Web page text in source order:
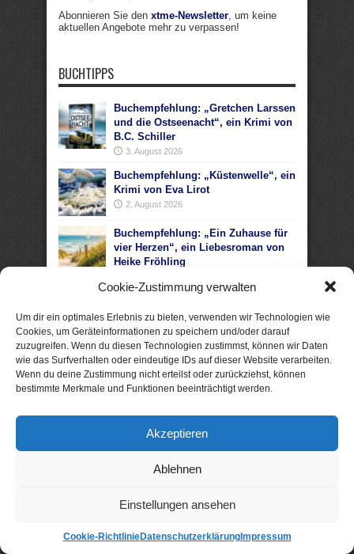
Cookie-Zustimmung verwalten
Um dir ein optimales Erlebnis zu bieten, verwenden wir Technologien wie
Cookies, um Geräteinformationen zu speichern und/oder darauf
zuzugreifen. Wenn du diesen Technologien zustimmst, können wir Daten
wie das Surfverhalten oder eindeutige IDs auf dieser Website verarbeiten.
Wenn du deine Zustimmung nicht erteilst oder zurückziehst, können
bestimmte Merkmale und Funktionen beeinträchtigt werden.
Akzeptieren
Ablehnen
Einstellungen ansehen
Cookie-RichtlinieDatenschutzerklärungImpressum
Abonnieren Sie den xtme-Newsletter , um keine
aktuellen Angebote mehr zu verpassen!
BUCHTIPPS
Buchempfehlung: „Gretchen Larssen
und die Ostseenacht“, ein Krimi von
B.C. Schiller
3. August 2026
Buchempfehlung: „Küstenwelle“, ein
Krimi von Eva Lirot
2. August 2026
Buchempfehlung: „Ein Zuhause für
vier Herzen“, ein Liebesroman von
Heike Fröhling
und uns“, ein Liebesroman von
Josefine Weiss
29. Juli 2026
Buchempfehlung: „Akte Sylt: Tod im
Watt“, ein Nordseekrimi von Nele